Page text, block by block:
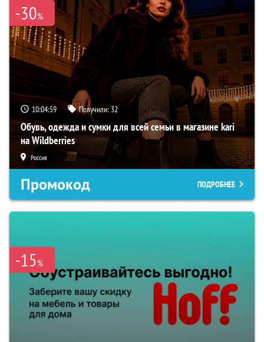
-30%
10:04:58 Получили: 32
Обувь, одежда и сумки для всей семьи в магазине kari
на Wildberries
Россия
Промокод ПОДРОБНЕЕ
-15%